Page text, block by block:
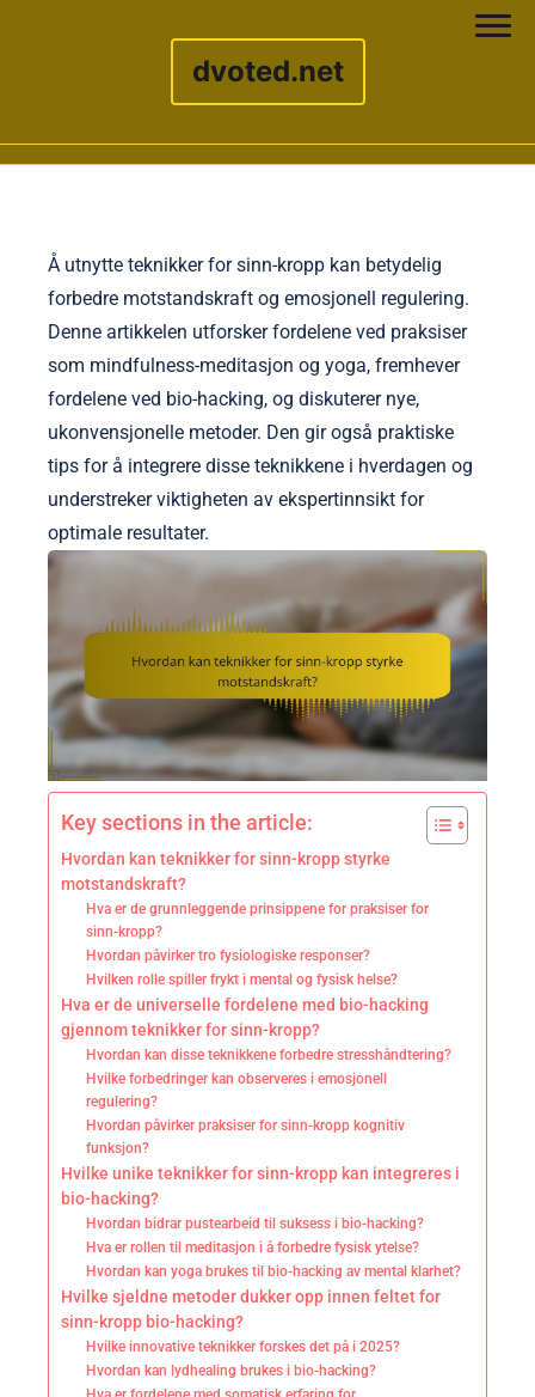
dvoted.net
Å utnytte teknikker for sinn-kropp kan betydelig
forbedre motstandskraft og emosjonell regulering.
Denne artikkelen utforsker fordelene ved praksiser
som mindfulness-meditasjon og yoga, fremhever
fordelene ved bio-hacking, og diskuterer nye,
ukonvensjonelle metoder. Den gir også praktiske
tips for å integrere disse teknikkene i hverdagen og
understreker viktigheten av ekspertinnsikt for
optimale resultater.
Key sections in the article:
Hvordan kan teknikker for sinn-kropp styrke
motstandskraft?
Hva er de grunnleggende prinsippene for praksiser for
sinn-kropp?
Hvordan påvirker tro fysiologiske responser?
Hvilken rolle spiller frykt i mental og fysisk helse?
Hva er de universelle fordelene med bio-hacking
gjennom teknikker for sinn-kropp?
Hvordan kan disse teknikkene forbedre stresshåndtering?
Hvilke forbedringer kan observeres i emosjonell
regulering?
Hvordan påvirker praksiser for sinn-kropp kognitiv
funksjon?
Hvilke unike teknikker for sinn-kropp kan integreres i
bio-hacking?
Hvordan bidrar pustearbeid til suksess i bio-hacking?
Hva er rollen til meditasjon i å forbedre fysisk ytelse?
Hvordan kan yoga brukes til bio-hacking av mental klarhet?
Hvilke sjeldne metoder dukker opp innen feltet for
sinn-kropp bio-hacking?
Hvilke innovative teknikker forskes det på i 2025?
Hvordan kan lydhealing brukes i bio-hacking?